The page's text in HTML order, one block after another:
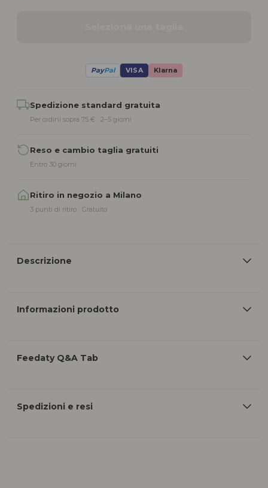
PayPal VISA Klarna
Spedizione standard gratuita
Per ordini sopra 75 € · 2–5 giorni
Reso e cambio taglia gratuiti
Entro 30 giorni
Ritiro in negozio a Milano
3 punti di ritiro · Gratuito
Descrizione
Informazioni prodotto
Feedaty Q&A Tab
Spedizioni e resi